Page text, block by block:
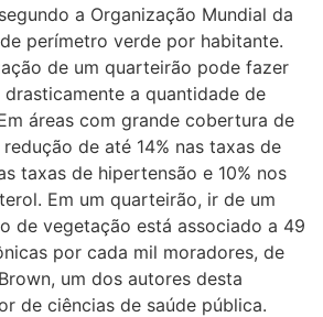
a Organização Mundial da
perímetro verde por habitante.
de um quarteirão pode fazer
a quantidade de
áreas com grande cobertura de
de até 14% nas taxas de
taxas de hipertensão e 10% nos
Em um quarteirão, ir de um
de vegetação está associado a 49
por cada mil moradores, de
um dos autores desta
de ciências de saúde pública.